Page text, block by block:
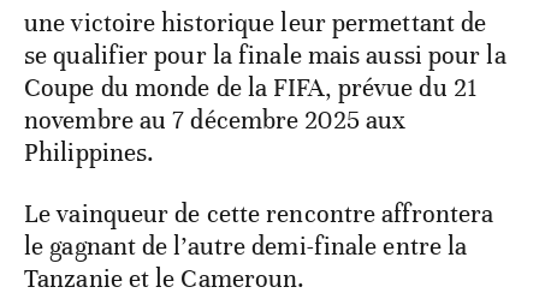
une victoire historique leur permettant de
se qualifier pour la finale mais aussi pour la
Coupe du monde de la FIFA, prévue du 21
novembre au 7 décembre 2025 aux
Philippines.
Le vainqueur de cette rencontre affrontera
le gagnant de l’autre demi-finale entre la
Tanzanie et le Cameroun.